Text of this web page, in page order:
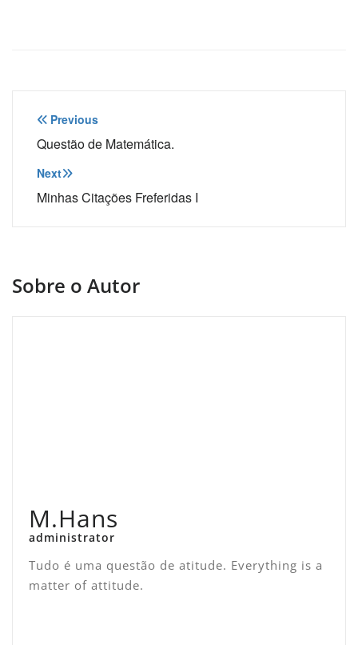
Navegação
de
Post
Previous
Questão de Matemática.
Next
Minhas Citações Freferidas I
Sobre o Autor
M.Hans
administrator
Tudo é uma questão de atitude. Everything is a
matter of attitude.